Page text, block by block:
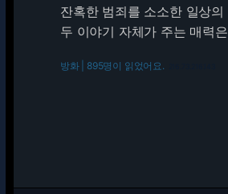
잔혹한 범죄를 소소한 일상
두 이야기 자체가 주는 매력
방화 | 895명이 읽었어요.